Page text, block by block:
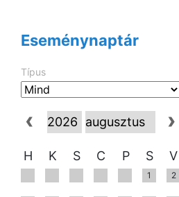
Eseménynaptár
Típus
H K S C P S V
1 2